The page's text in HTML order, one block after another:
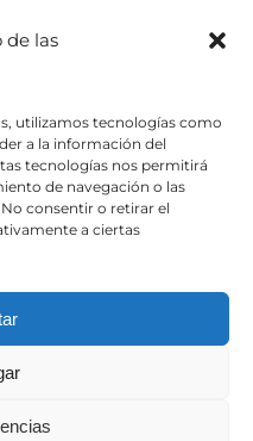
las
utilizamos tecnologías como
a la información del
tecnologías nos permitirá
de navegación o las
consentir o retirar el
a ciertas